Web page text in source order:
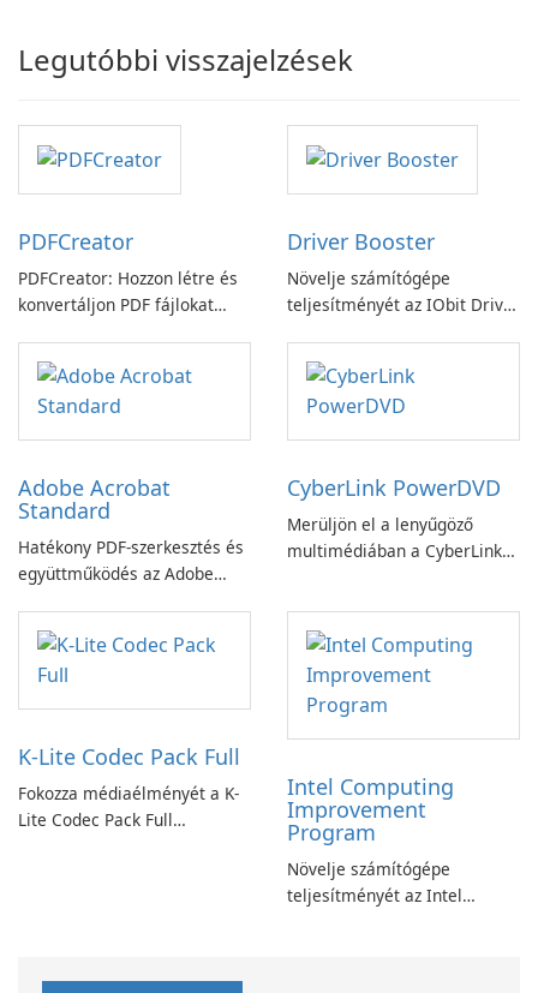
Legutóbbi visszajelzések
PDFCreator
PDFCreator: Hozzon létre és
konvertáljon PDF fájlokat
Driver Booster
Növelje számítógépe
teljesítményét az IObit Driver
Adobe Acrobat
Standard
Hatékony PDF-szerkesztés és
együttműködés az Adobe
alkalmazással.
CyberLink PowerDVD
Merüljön el a lenyűgöző
multimédiában a CyberLink
K-Lite Codec Pack Full
Fokozza médiaélményét a K-
Lite Codec Pack Full
Intel Computing
Improvement
Program
Növelje számítógépe
teljesítményét az Intel